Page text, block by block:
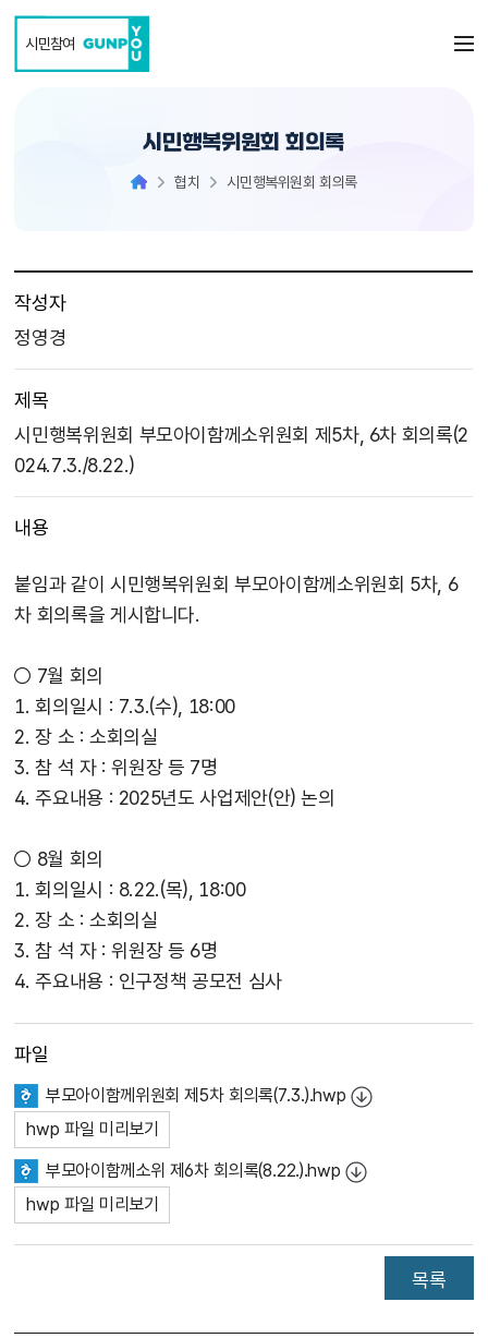
시민참여
시민행복위원회 회의록
협치 시민행복위원회 회의록
작성자
정영경
제목
시민행복위원회 부모아이함께소위원회 제5차, 6차 회의록(2
024.7.3./8.22.)
내용
붙임과 같이 시민행복위원회 부모아이함께소위원회 5차, 6
차 회의록을 게시합니다.
○ 7월 회의
1. 회의일시 : 7.3.(수), 18:00
2. 장 소 : 소회의실
3. 참 석 자 : 위원장 등 7명
4. 주요내용 : 2025년도 사업제안(안) 논의
○ 8월 회의
1. 회의일시 : 8.22.(목), 18:00
2. 장 소 : 소회의실
3. 참 석 자 : 위원장 등 6명
4. 주요내용 : 인구정책 공모전 심사
파일
부모아이함께위원회 제5차 회의록(7.3.).hwp
hwp 파일 미리보기
부모아이함께소위 제6차 회의록(8.22.).hwp
hwp 파일 미리보기
목록